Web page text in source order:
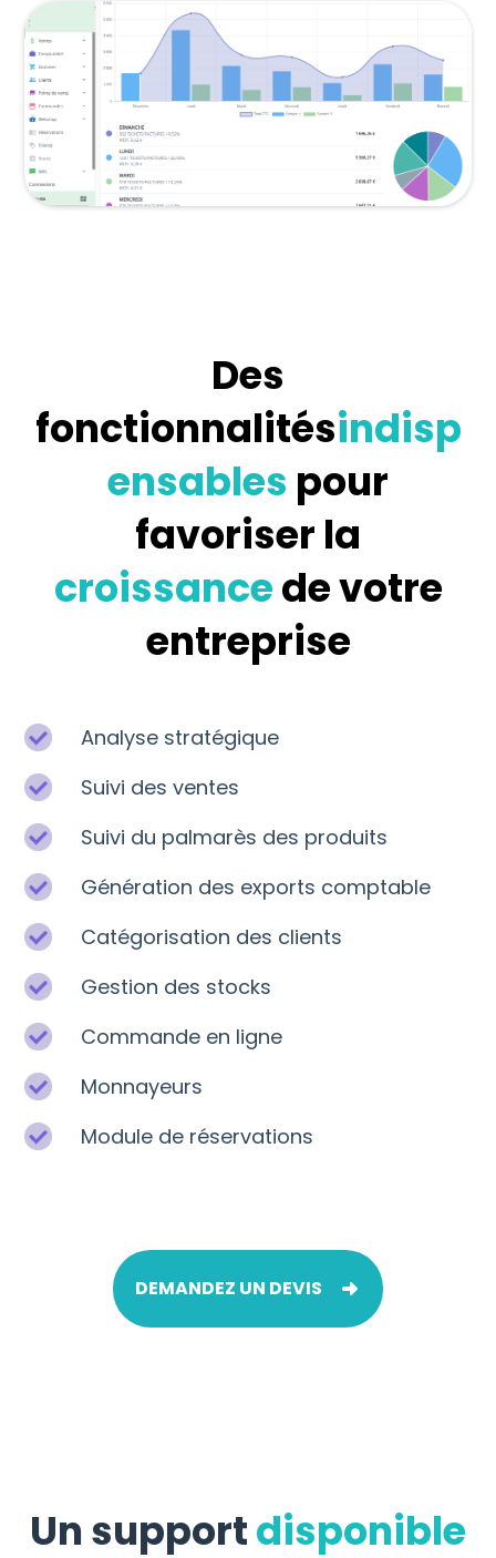
Des
fonctionnalitésindisp
ensables pour
favoriser la
croissancede votre
entreprise
Analyse stratégique
Suivi des ventes
Suivi du palmarès des produits
Génération des exports comptable
Catégorisation des clients
Gestion des stocks
Commande en ligne
Monnayeurs
Module de réservations
DEMANDEZ UN DEVIS
Un supportdisponible